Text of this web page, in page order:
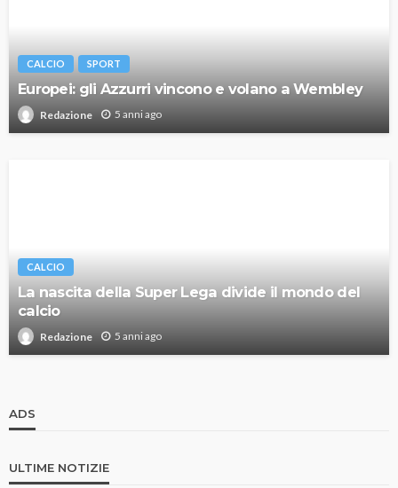
CALCIO SPORT
Europei: gli Azzurri vincono e volano a Wembley
Redazione 5 anni ago
CALCIO
La nascita della Super Lega divide il mondo del
calcio
Redazione 5 anni ago
ADS
ULTIME NOTIZIE